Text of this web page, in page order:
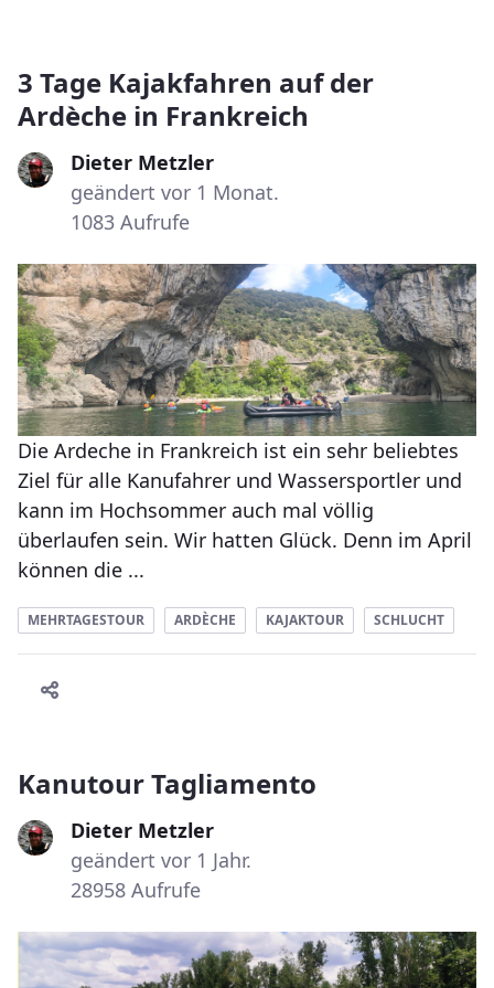
3 Tage Kajakfahren auf der
Ardèche in Frankreich
Dieter Metzler
geändert vor 1 Monat.
1083 Aufrufe
Die Ardeche in Frankreich ist ein sehr beliebtes
Ziel für alle Kanufahrer und Wassersportler und
kann im Hochsommer auch mal völlig
überlaufen sein. Wir hatten Glück. Denn im April
können die ...
MEHRTAGESTOUR ARDÈCHE KAJAKTOUR SCHLUCHT
Kanutour Tagliamento
Dieter Metzler
geändert vor 1 Jahr.
28958 Aufrufe